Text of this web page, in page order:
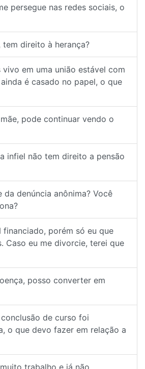
persegue nas redes sociais, o
tem direito à herança?
vivo em uma união estável com
é casado no papel, o que
pode continuar vendo o
infiel não tem direito a pensão
da denúncia anônima? Você
financiado, porém só eu que
Caso eu me divorcie, terei que
posso converter em
de curso foi
o que devo fazer em relação a